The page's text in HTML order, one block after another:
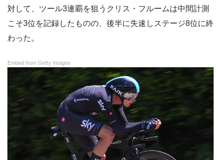
対して、ツール3連覇を狙うクリス・フルームは中間計測
こそ3位を記録したものの、後半に失速しステージ8位に終
わった。
Embed from Getty Images